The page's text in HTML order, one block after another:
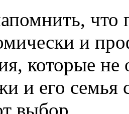
и
которые
и его семья
выбор.